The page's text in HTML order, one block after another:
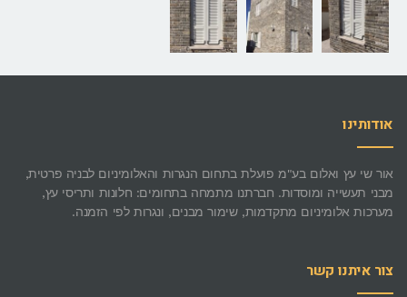
אודותינו
אור שי עץ ואלום בע"מ פועלת בתחום הנגרות והאלומיניום לבניה פרטית,
מבני תעשייה ומוסדות. חברתנו מתמחה בתחומים: חלונות ותריסי עץ,
מערכות אלומיניום מתקדמות, שימור מבנים, ונגרות לפי הזמנה.
צור איתנו קשר